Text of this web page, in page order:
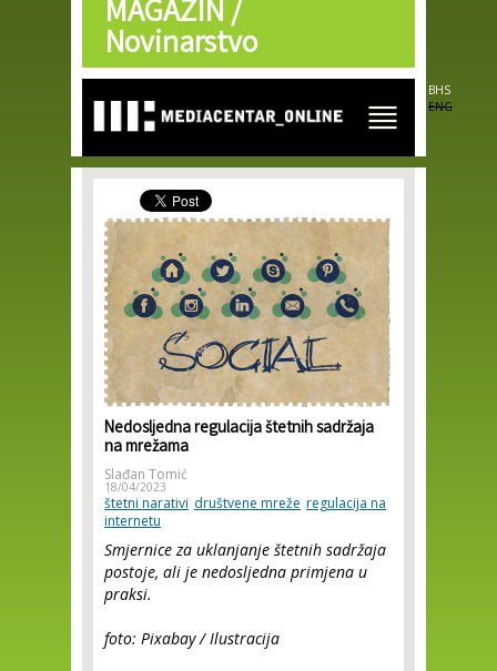
Skip to
main
content
MAGAZIN /
Novinarstvo
BHS
ENG
Nedosljedna regulacija štetnih sadržaja
na mrežama
Slađan Tomić
18/04/2023
štetni narativi društvene mreže regulacija na
internetu
Smjernice za uklanjanje štetnih sadržaja
postoje, ali je nedosljedna primjena u
praksi.
foto: Pixabay / Ilustracija